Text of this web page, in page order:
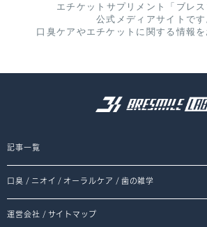
エチケットサプリメント「ブレ
公式メディアサイトです
口臭ケアやエチケットに関する情報を
記事一覧
口臭 / ニオイ / オーラルケア / 歯の雑学
運営会社 / サイトマップ